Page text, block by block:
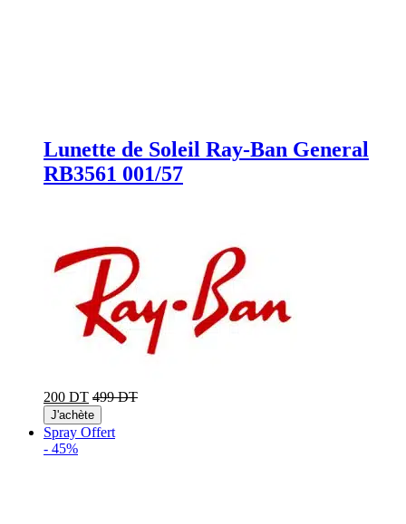
Lunette de Soleil Ray-Ban General
RB3561 001/57
200 DT 499 DT
J'achète
Spray Offert
- 45%